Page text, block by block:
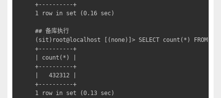
+----------+
1 row in set (0.16 sec)
## 备库执行
(sit)root@localhost [(none)]> SELECT count(*) FROM
+----------+
| count(*) |
+----------+
|   432312 |
+----------+
1 row in set (0.13 sec)